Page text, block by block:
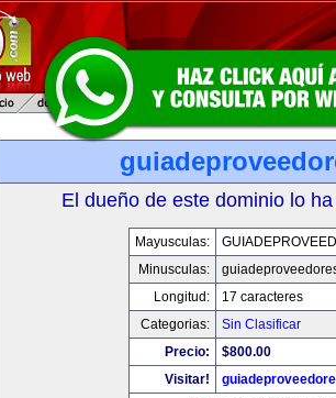
El dueño de este dominio lo
Mayusculas:
Minusculas:
Longitud:
17 caracteres
Categorias:
Sin Clasificar
Precio:
$800.00
Visitar!